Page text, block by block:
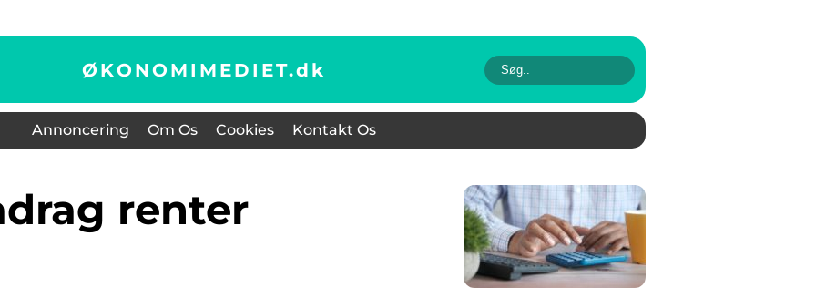
ØKONOMIMEDIET.dk
Annoncering Om Os Cookies Kontakt Os
renter